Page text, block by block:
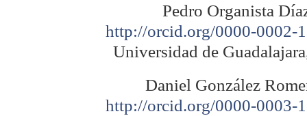
Pedro Organista
http://orcid.org/0000-0002-
Universidad de
Daniel González
http://orcid.org/0000-0003-